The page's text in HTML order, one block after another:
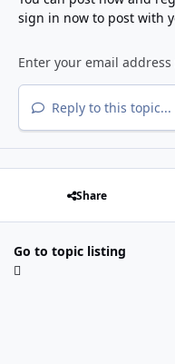
sign in nowto post with
Reply to this topic...
Share
Go to topic listing